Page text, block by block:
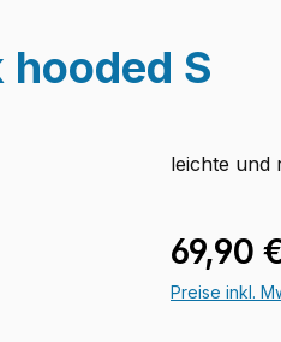
S
leichte und
69,90
Preise inkl.